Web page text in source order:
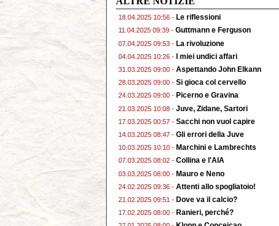
18.04.2025 10:56 - Le riflessioni
11.04.2025 09:39 - Guttmann e Ferguson
07.04.2025 09:53 - La rivoluzione
04.04.2025 10:26 - I miei undici affari
31.03.2025 09:00 - Aspettando John Elkann
28.03.2025 09:00 - Si gioca col cervello
24.03.2025 09:00 - Picerno e Gravina
21.03.2025 10:08 - Juve, Zidane, Sartori
17.03.2025 00:57 - Sacchi non vuol capire
14.03.2025 08:47 - Gli errori della Juve
10.03.2025 10:10 - Marchini e Lambrechts
07.03.2025 08:02 - Collina e l'AIA
03.03.2025 08:00 - Mauro e Neno
24.02.2025 09:36 - Attenti allo spogliatoio!
21.02.2025 09:51 - Dove va il calcio?
17.02.2025 08:00 - Ranieri, perché?